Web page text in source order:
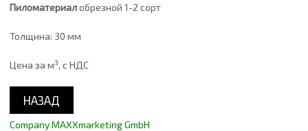
Пиломатериалобрезной 1-2 сорт
Толщина: 30 мм
Цена за м3, с НДС
Company MAXXmarketing GmbH